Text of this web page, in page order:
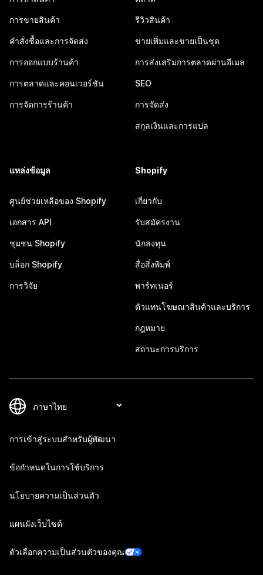
การขายสินค้า
คำสั่งซื้อและการจัดส่ง
การออกแบบร้านค้า
การตลาดและคอนเวอร์ชัน
การจัดการร้านค้า
รีวิวสินค้า
ขายเพิ่มและขายเป็นชุด
การส่งเสริมการตลาดผ่านอีเมล
SEO
การจัดส่ง
สกุลเงินและการแปล
แหล่งข้อมูล
ศูนย์ช่วยเหลือของ Shopify
เอกสาร API
ชุมชน Shopify
บล็อก Shopify
การวิจัย
Shopify
เกี่ยวกับ
รับสมัครงาน
นักลงทุน
สื่อสิ่งพิมพ์
พาร์ทเนอร์
ตัวแทนโฆษณาสินค้าและบริการ
กฎหมาย
สถานะการบริการ
การเข้าสู่ระบบสำหรับผู้พัฒนา
ข้อกำหนดในการใช้บริการ
นโยบายความเป็นส่วนตัว
แผนผังเว็บไซต์
ตัวเลือกความเป็นส่วนตัวของคุณ